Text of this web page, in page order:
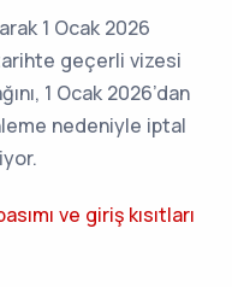
1 Ocak 2026
geçerli vizesi
1 Ocak 2026’dan
nedeniyle iptal
ve giriş kısıtları